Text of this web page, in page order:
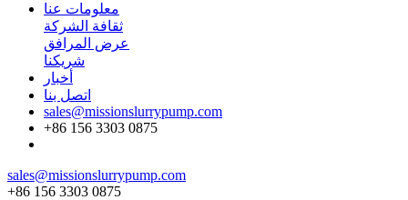
معلومات عنا
ثقافة الشركة
عرض المرافق
شريكنا
أخبار
اتصل بنا
sales@missionslurrypump.com
+86 156 3303 0875
sales@missionslurrypump.com
+86 156 3303 0875